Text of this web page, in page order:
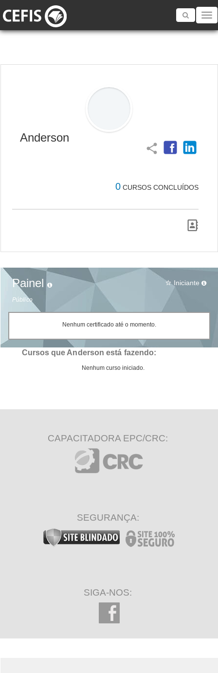
Toggle
Anderson
share
0 CURSOS CONCLUÍDOS
Painel
Público
star_border Iniciante
Nenhum certificado até o momento.
Cursos que Anderson está fazendo:
Nenhum curso iniciado.
CAPACITADORA EPC/CRC:
SEGURANÇA:
SIGA-NOS: